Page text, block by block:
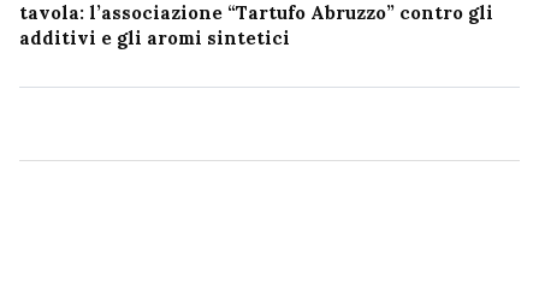
tavola: l’associazione “Tartufo Abruzzo” contro gli
additivi e gli aromi sintetici